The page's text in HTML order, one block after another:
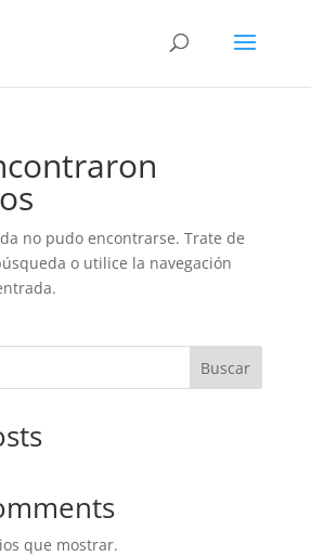
no pudo encontrarse. Trate de
o utilice la navegación
Buscar
que mostrar.